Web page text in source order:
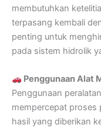
membutuhkan
terpasang kembali
penting untuk
pada sistem hidrolik
Penggunaan Alat
Penggunaan
mempercepat proses
hasil yang diberikan